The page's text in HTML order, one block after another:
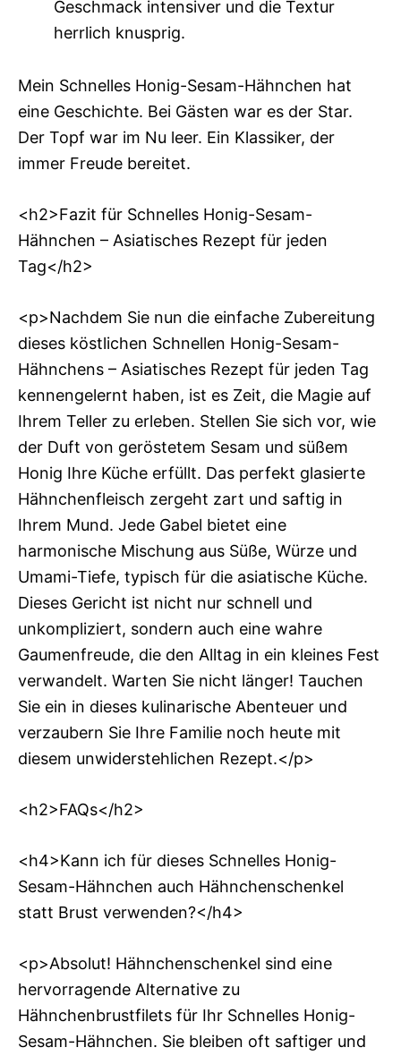
Geschmack intensiver und die Textur
herrlich knusprig.
Mein Schnelles Honig-Sesam-Hähnchen hat
eine Geschichte. Bei Gästen war es der Star.
Der Topf war im Nu leer. Ein Klassiker, der
immer Freude bereitet.
<h2>Fazit für Schnelles Honig-Sesam-
Hähnchen – Asiatisches Rezept für jeden
Tag</h2>
<p>Nachdem Sie nun die einfache Zubereitung
dieses köstlichen Schnellen Honig-Sesam-
Hähnchens – Asiatisches Rezept für jeden Tag
kennengelernt haben, ist es Zeit, die Magie auf
Ihrem Teller zu erleben. Stellen Sie sich vor, wie
der Duft von geröstetem Sesam und süßem
Honig Ihre Küche erfüllt. Das perfekt glasierte
Hähnchenfleisch zergeht zart und saftig in
Ihrem Mund. Jede Gabel bietet eine
harmonische Mischung aus Süße, Würze und
Umami-Tiefe, typisch für die asiatische Küche.
Dieses Gericht ist nicht nur schnell und
unkompliziert, sondern auch eine wahre
Gaumenfreude, die den Alltag in ein kleines Fest
verwandelt. Warten Sie nicht länger! Tauchen
Sie ein in dieses kulinarische Abenteuer und
verzaubern Sie Ihre Familie noch heute mit
diesem unwiderstehlichen Rezept.</p>
<h2>FAQs</h2>
<h4>Kann ich für dieses Schnelles Honig-
Sesam-Hähnchen auch Hähnchenschenkel
statt Brust verwenden?</h4>
<p>Absolut! Hähnchenschenkel sind eine
hervorragende Alternative zu
Hähnchenbrustfilets für Ihr Schnelles Honig-
Sesam-Hähnchen. Sie bleiben oft saftiger und